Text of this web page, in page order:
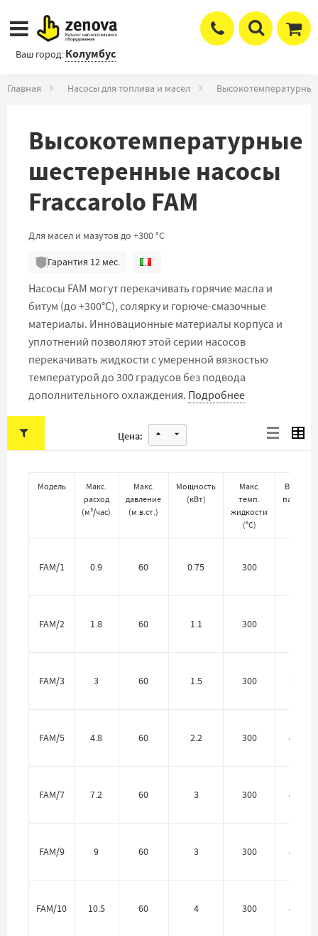
Ваш город: Колумбус
Главная Насосы для топлива и масел
Высокотемпературные
шестеренные насосы
Fraccarolo FAM
Для масел и мазутов до +300 °C
Гарантия 12мес.
Насосы FAM могут перекачивать горячие масла и
битум (до +300°C), солярку и горюче-смазочные
материалы. Инновационные материалы корпуса и
уплотнений позволяют этой серии насосов
перекачивать жидкости с умеренной вязкостью
температурой до 300 градусов без подвода
дополнительного охлаждения. Подробнее
Цена:
Модель
Макс.
расход
(м³/час)
Макс.
давление
(м.в.ст.)
Мощность
(кВт)
Макс.
темп.
жидкости
(°C)
Входной
FAM/1 0.9 60 0.75 300
FAM/2 1.8 60 1.1 300
FAM/3 3 60 1.5 300 20 мм
FAM/5 4.8 60 2.2 300 40 мм
FAM/7 7.2 60 3 300 40 мм
FAM/9 9 60 3 300 40 мм
FAM/10 10.5 60 4 300 40 мм